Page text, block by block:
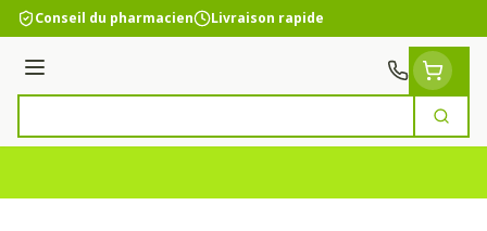
Aller au contenu
Conseil du pharmacien Livraison rapide
Menu